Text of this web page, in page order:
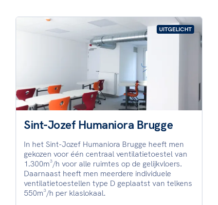
UITGELICHT
Sint-Jozef Humaniora Brugge
In het Sint-Jozef Humaniora Brugge heeft men
gekozen voor één centraal ventilatietoestel van
1.300m³/h voor alle ruimtes op de gelijkvloers.
Daarnaast heeft men meerdere individuele
ventilatietoestellen type D geplaatst van telkens
550m³/h per klaslokaal.